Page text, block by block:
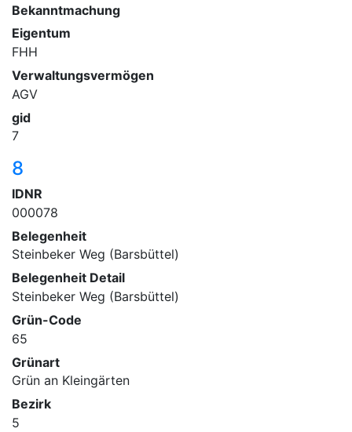
Bekanntmachung
Eigentum
FHH
Verwaltungsvermögen
AGV
gid
7
8
IDNR
000078
Belegenheit
Steinbeker Weg (Barsbüttel)
Belegenheit Detail
Steinbeker Weg (Barsbüttel)
Grün-Code
65
Grünart
Grün an Kleingärten
Bezirk
5